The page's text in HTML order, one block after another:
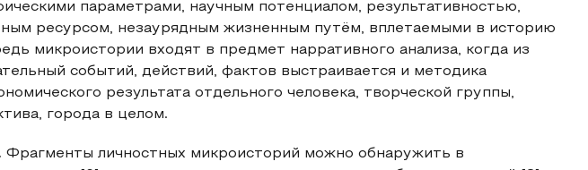
параметрами, научным потенциалом, результативностью,
ресурсом, незаурядным жизненным путём, вплетаемыми в историю
микроистории входят в предмет нарративного анализа, когда из
событий, действий, фактов выстраивается и методика
результата отдельного человека, творческой группы,
города в целом.
Фрагменты личностных микроисторий можно обнаружить в